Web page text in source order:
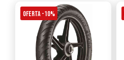
OFERTA -10%